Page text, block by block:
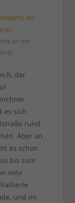
an der
der
es sich
rund
Aber an
es schon
bis zum
sehr
und im